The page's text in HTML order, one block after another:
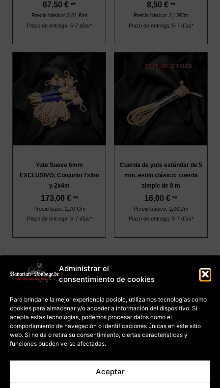
Administrar el
consentimiento de cookies
Para brindarle la mejor experiencia posible, utilizamos tecnologías como
cookies para almacenar y/o acceder a información del dispositivo. Si
acepta estas tecnologías, podemos procesar datos como el
comportamiento de navegación o identificaciones únicas en este sitio
web. Si no da o retira su consentimiento, ciertas características y
funciones pueden verse afectadas.
Aceptar
67,50 € **
Precio básico: 2,81 €/m
Plazo de entrega: 5-7 días*
8,50 € **
Precio básico: 2,13€/m
Plazo de entrega: 5-7 días*
Yute Suave 6mm
EXCLUSIVO; Conjunto 7x8m
y 2x4m
173,00 € **
Precio base: 2,70 €/m
Plazo de entrega: 5-7 días*
OUT OF STOCK
Cuerda de yute estándar de 5
mm, estilo clásico; cuerda
simple de 8 m
16,00 € **
Precio básico: 2,00€/m
Plazo de entrega: 5-7 días*
imprimir
Términos y
Política de cookies
(UE)
Pago y envío
Derecho de
desistimiento de
cursos
Derecho de
desistimiento de
bienes